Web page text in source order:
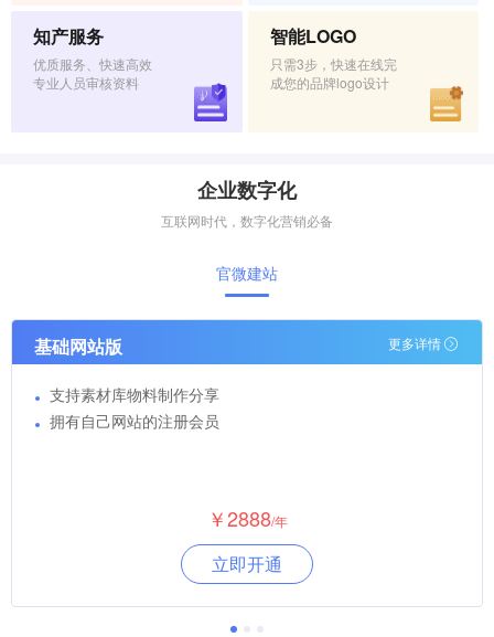
知产服务
优质服务、快速高效
专业人员审核资料
智能LOGO
只需3步，快速在线完
成您的品牌logo设计
企业数字化
互联网时代，数字化营销必备
官微建站
基础网站版 更多详情
支持素材库物料制作分享
拥有自己网站的注册会员
￥2888/年
立即开通